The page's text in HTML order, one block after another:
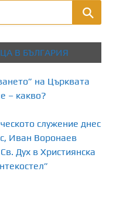
В БЪЛГАРИЯ
на Църквата
– какво?
служение днес
Иван Воронаев
Дух в Християнска